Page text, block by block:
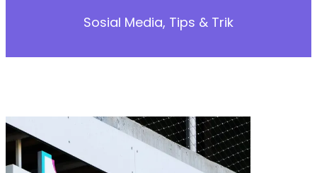
Sosial Media, Tips & Trik